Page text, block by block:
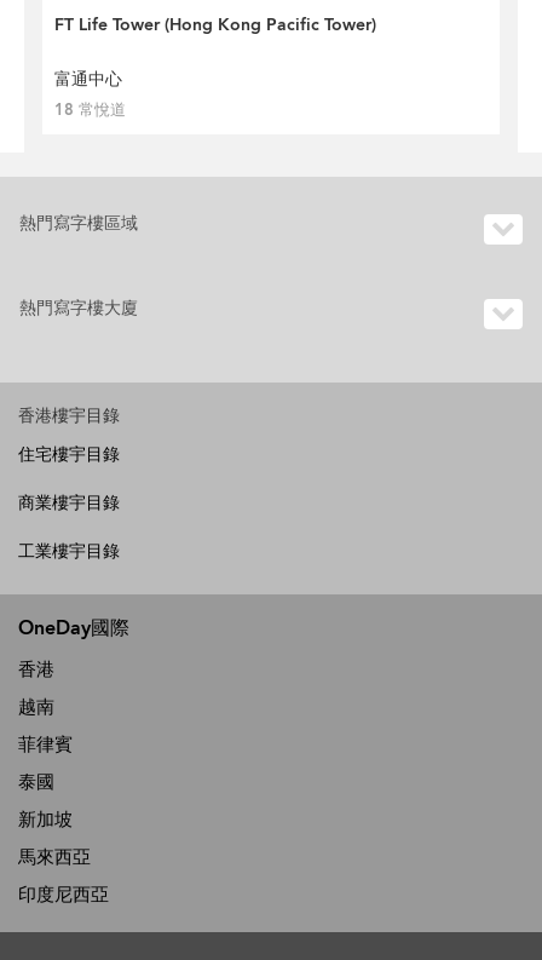
FT Life Tower (Hong Kong Pacific Tower)
富通中心
18 常悅道
熱門寫字樓區域
熱門寫字樓大廈
香港樓宇目錄
住宅樓宇目錄
商業樓宇目錄
工業樓宇目錄
OneDay國際
香港
越南
菲律賓
泰國
新加坡
馬來西亞
印度尼西亞